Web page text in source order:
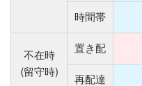
時間帯
不在時
(留守時)
置き配
再配達